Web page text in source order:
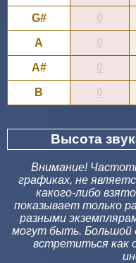
G# 0
A 0
A# 0
B 0
Высота
Внимание!
графиках, не
какого-либо
показывает только
разными
могут быть. Большой
встретиться как